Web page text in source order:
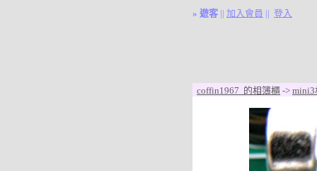
» 遊客 || 加入會員 || 登入
coffin1967 的相簿櫃 -> mini3